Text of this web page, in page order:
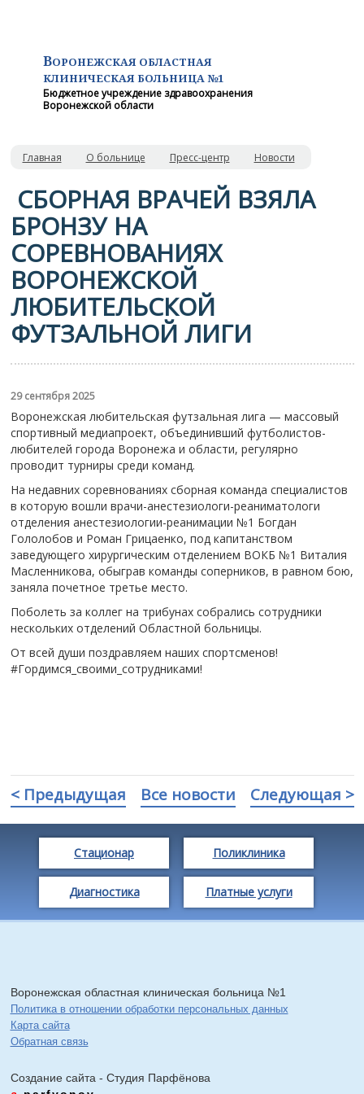
ВОРОНЕЖСКАЯ ОБЛАСТНАЯ
КЛИНИЧЕСКАЯ БОЛЬНИЦА №1
Бюджетное учреждение здравоохранения
Воронежской области
Главная О больнице Пресс-центр Новости
️ СБОРНАЯ ВРАЧЕЙ ВЗЯЛА
БРОНЗУ НА
СОРЕВНОВАНИЯХ
ВОРОНЕЖСКОЙ
ЛЮБИТЕЛЬСКОЙ
ФУТЗАЛЬНОЙ ЛИГИ
29 сентября 2025
Воронежская любительская футзальная лига — массовый
спортивный медиапроект, объединивший футболистов-
любителей города Воронежа и области, регулярно
проводит турниры среди команд.
На недавних соревнованиях сборная команда специалистов
в которую вошли врачи-анестезиологи-реаниматологи
отделения анестезиологии-реанимации №1 Богдан
Гололобов и Роман Грицаенко, под капитанством
заведующего хирургическим отделением ВОКБ №1 Виталия
Масленникова, обыграв команды соперников, в равном бою,
заняла почетное третье место.
Поболеть за коллег на трибунах собрались сотрудники
нескольких отделений Областной больницы.
От всей души поздравляем наших спортсменов!
#Гордимся_своими_сотрудниками!
< Предыдущая Все новости Следующая >
Стационар Поликлиника
Диагностика Платные услуги
Воронежская областная клиническая больница №1
Политика в отношении обработки персональных данных
Карта сайта
Обратная связь
Создание сайта - Cтудия Парфёнова